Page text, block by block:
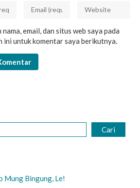
nama, email, dan situs web saya pada
ini untuk komentar saya berikutnya.
Cari
Mung Bingung, Le!